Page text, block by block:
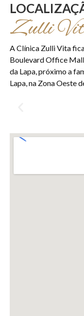
Zulli
A Clínica Zulli Vita
Boulevard Office
da Lapa, próximo a
Lapa, na Zona Oeste